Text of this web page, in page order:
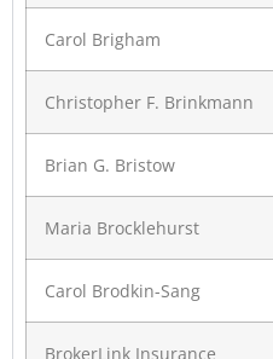
Carol Brigham
Christopher F. Brinkmann
Brian G. Bristow
Maria Brocklehurst
Carol Brodkin-Sang
BrokerLink Insurance